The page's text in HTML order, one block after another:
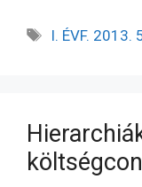
I. ÉVF. 2013.